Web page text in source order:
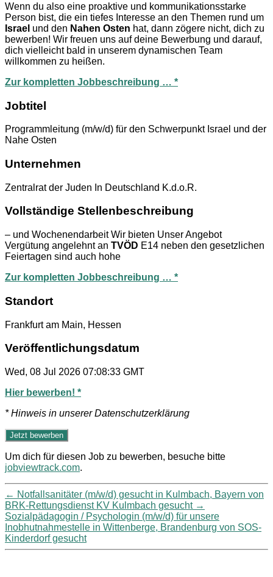
Wenn du also eine proaktive und kommunikationsstarke
Person bist, die ein tiefes Interesse an den Themen rund um
Israel und den Nahen Osten hat, dann zögere nicht, dich zu
bewerben! Wir freuen uns auf deine Bewerbung und darauf,
dich vielleicht bald in unserem dynamischen Team
willkommen zu heißen.
Zur kompletten Jobbeschreibung … *
Jobtitel
Programmleitung (m/w/d) für den Schwerpunkt Israel und der
Nahe Osten
Unternehmen
Zentralrat der Juden In Deutschland K.d.o.R.
Vollständige Stellenbeschreibung
– und Wochenendarbeit Wir bieten Unser Angebot
Vergütung angelehnt an TVÖD E14 neben den gesetzlichen
Feiertagen sind auch hohe
Zur kompletten Jobbeschreibung … *
Standort
Frankfurt am Main, Hessen
Veröffentlichungsdatum
Wed, 08 Jul 2026 07:08:33 GMT
Hier bewerben! *
* Hinweis in unserer Datenschutzerklärung
Um dich für diesen Job zu bewerben, besuche bitte
jobviewtrack.com.
← Notfallsanitäter (m/w/d) gesucht in Kulmbach, Bayern von
BRK-Rettungsdienst KV Kulmbach gesucht →
Sozialpädagogin / Psychologin (m/w/d) für unsere
Inobhutnahmestelle in Wittenberge, Brandenburg von SOS-
Kinderdorf gesucht